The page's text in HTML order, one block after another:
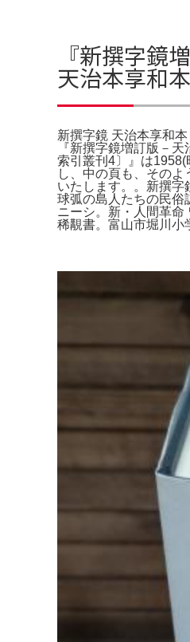
『新撰字鏡
天治本享和
新撰字鏡 天治本享和
『新撰字鏡増訂版－
索引叢刊4〕』は
し、中の頁も、その
いたします。。新撰
球弧の島人たちの民
ニーシ。新・人間革
稀覯書。富山市堀川